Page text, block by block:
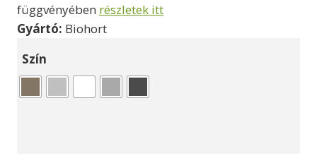
függvényében részletek itt
Gyártó: Biohort
Szín